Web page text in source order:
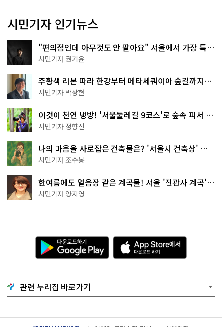
시민기자 인기뉴스
"편의점인데 아무것도 안 팔아요" 서울에서 가장 특별
한 편의점의 정체
시민기자 권기윤
주황색 리본 따라 한강부터 메타세쿼이아 숲길까지…
서울둘레길 15코스
시민기자 박상현
이것이 천연 냉방! '서울둘레길 9코스'로 숲속 피서 떠
나볼까
시민기자 정향선
나의 마음을 사로잡은 건축물은? '서울시 건축상' 수
상작 공개!
시민기자 조수봉
한여름에도 얼음장 같은 계곡물! 서울 '진관사 계곡'이
천국이네~
시민기자 양지영
다
운
로
기
G
o
g
l
A
p
p
e
서
다
관련 누리집 바로가기